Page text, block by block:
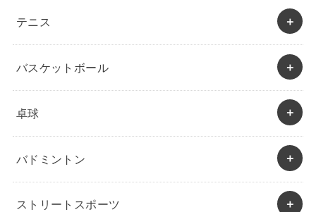
テニス
バスケットボール
卓球
バドミントン
ストリートスポーツ